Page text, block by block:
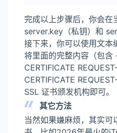
完成以上步骤后，你会在
server.key（私钥）和
接下来，你可以使用文本
将里面的完整内容（包
CERTIFICATE
CERTIFICATE
SSL 证书颁发机构即可。
其它方法
当然如果嫌麻烦，其实可